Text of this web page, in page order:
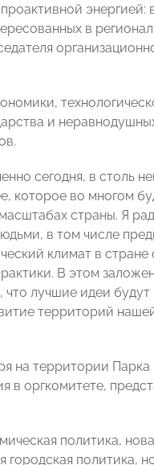
энергией:
в
и
сегодня, в столь
во многом
страны. Я
в том числе
климат в стране
В этом
лучшие идеи будут
территорий
на территории Парка
оргкомитете,
политика,
городская политика,